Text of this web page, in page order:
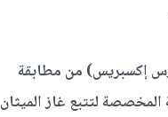
إكسبريس) من مطابقة
لتتبع غاز الميثان